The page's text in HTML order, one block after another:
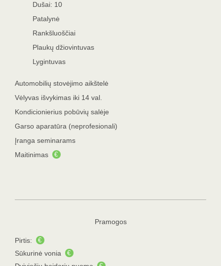
Dušai: 10
Patalynė
Rankšluoščiai
Plaukų džiovintuvas
Lygintuvas
Automobilių stovėjimo aikštelė
Vėlyvas išvykimas iki 14 val.
Kondicionierius pobūvių salėje
Garso aparatūra (neprofesionali)
Įranga seminarams
Maitinimas
€
Pramogos
Pirtis: €
Sūkurinė vonia €